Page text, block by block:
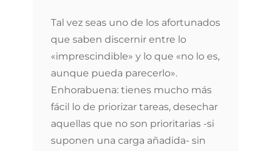
Tal vez seas uno de los afortunados
que saben discernir entre lo
«imprescindible» y lo que «no lo es,
aunque pueda parecerlo».
Enhorabuena: tienes mucho más
fácil lo de priorizar tareas, desechar
aquellas que no son prioritarias -si
suponen una carga añadida- sin